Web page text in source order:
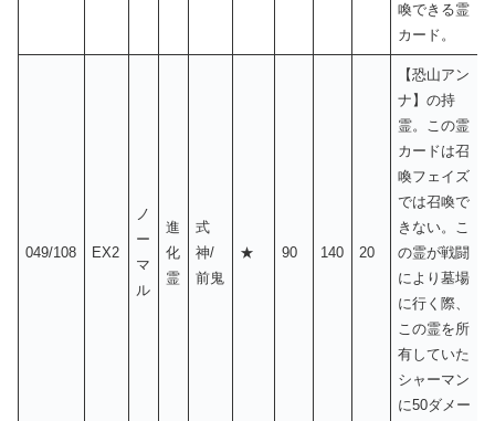
喚できる霊
カード。
049/108 EX2
ノ
ー
マ
ル
進
化
霊
式
神/
前鬼
★ 90 140 20
【恐山アン
ナ】の持
霊。この霊
カードは召
喚フェイズ
では召喚で
きない。こ
の霊が戦闘
により墓場
に行く際、
この霊を所
有していた
シャーマン
に50ダメー